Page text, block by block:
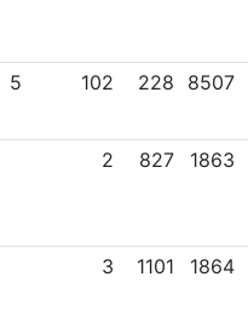
5 102 228 8507
2 827 1863
3 1101 1864